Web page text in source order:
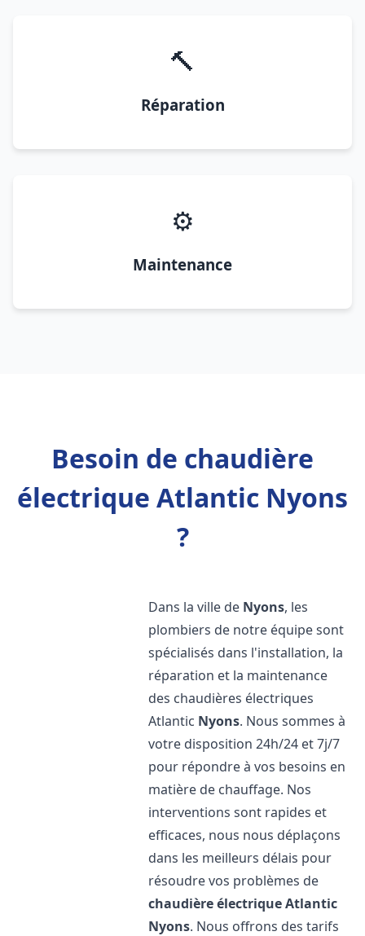
🔨
Réparation
⚙️
Maintenance
Besoin de chaudière
électrique Atlantic Nyons
?
Dans la ville de Nyons, les
plombiers de notre équipe sont
spécialisés dans l'installation, la
réparation et la maintenance
des chaudières électriques
Atlantic Nyons. Nous sommes à
votre disposition 24h/24 et 7j/7
pour répondre à vos besoins en
matière de chauffage. Nos
interventions sont rapides et
efficaces, nous nous déplaçons
dans les meilleurs délais pour
résoudre vos problèmes de
chaudière électrique Atlantic
Nyons. Nous offrons des tarifs